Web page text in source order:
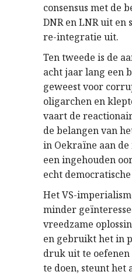
consensus met de
DNR en LNR uit
re-integratie uit.
Ten tweede is de
acht jaar lang een
geweest voor
oligarchen en
vaart de
de belangen van
in Oekraïne aan
een ingehouden
echt
Het VS-
minder
vreedzame
en gebruikt het in
druk uit te oefenen
te doen, steunt het